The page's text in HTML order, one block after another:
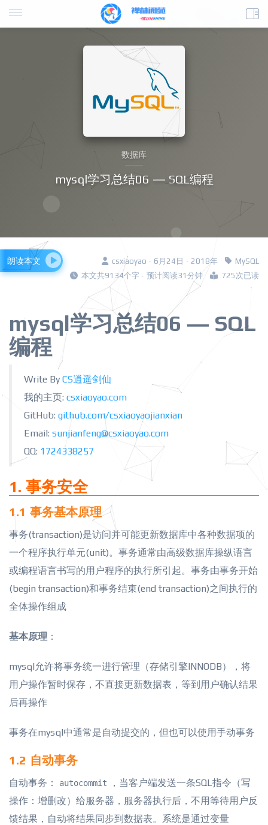
数据库
mysql学习总结06 — SQL编程
csxiaoyao · 6月24日 · 2018年
MySQL
本文共9134个字 · 预计阅读31分钟
725次已读
朗读本文
mysql学习总结06 — SQL
编程
Write By CS逍遥剑仙
我的主页: csxiaoyao.com
GitHub: github.com/csxiaoyaojianxian
Email: sunjianfeng@csxiaoyao.com
QQ: 1724338257
1. 事务安全
1.1 事务基本原理
事务(transaction)是访问并可能更新数据库中各种数据项的
一个程序执行单元(unit)。事务通常由高级数据库操纵语言
或编程语言书写的用户程序的执行所引起。事务由事务开始
(begin transaction)和事务结束(end transaction)之间执行的
全体操作组成
基本原理 ：
mysql允许将事务统一进行管理（存储引擎INNODB），将
用户操作暂时保存，不直接更新数据表，等到用户确认结果
后再操作
事务在mysql中通常是自动提交的，但也可以使用手动事务
1.2 自动事务
自动事务： autocommit ，当客户端发送一条SQL指令（写
操作：增删改）给服务器，服务器执行后，不用等待用户反
馈结果，自动将结果同步到数据表。系统是通过变量